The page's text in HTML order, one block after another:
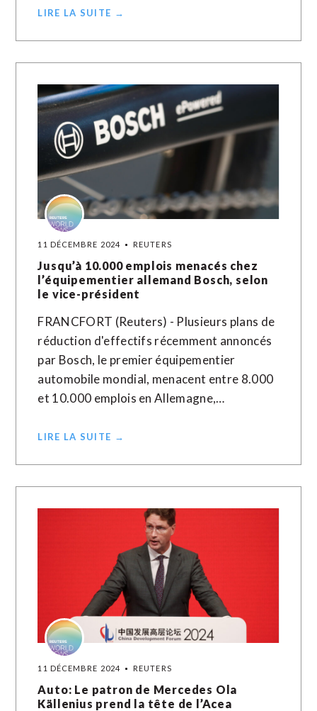
LIRE LA SUITE →
11 DÉCEMBRE 2024 REUTERS
Jusqu’à 10.000 emplois menacés chez
l’équipementier allemand Bosch, selon
le vice-président
FRANCFORT (Reuters) - Plusieurs plans de
réduction d'effectifs récemment annoncés
par Bosch, le premier équipementier
automobile mondial, menacent entre 8.000
et 10.000 emplois en Allemagne,…
LIRE LA SUITE →
11 DÉCEMBRE 2024 REUTERS
Auto: Le patron de Mercedes Ola
Källenius prend la tête de l’Acea